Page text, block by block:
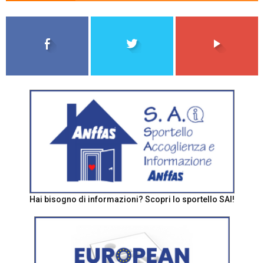
Hai bisogno di informazioni? Scopri lo sportello SAI!